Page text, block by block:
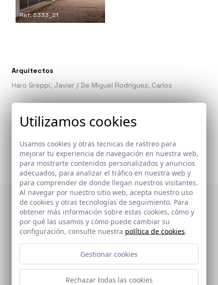
Ref: 6333_21
Arquitectos
Haro Greppi, Javier / De Miguel Rodríguez, Carlos
Enlaces relacionados
DIVISARE
Publicaciones en las
que aparece
Utilizamos cookies
Usamos cookies y otras tecnicas de rastreo para
mejorar tu experiencia de navegación en nuestra web,
para mostrarte contenidos personalizados y anuncios
adecuados, para analizar el tráfico en nuestra web y
para comprender de donde llegan nuestros visitantes.
Al navegar por nuestro sitio web, acepta nuestro uso
de cookies y otras tecnologías de seguimiento. Para
obtener más información sobre estas cookies, cómo y
por qué las usamos y cómo puede cambiar su
configuración, consulte nuestra política de cookies.
Gestionar cookies
Rechazar todas las cookies